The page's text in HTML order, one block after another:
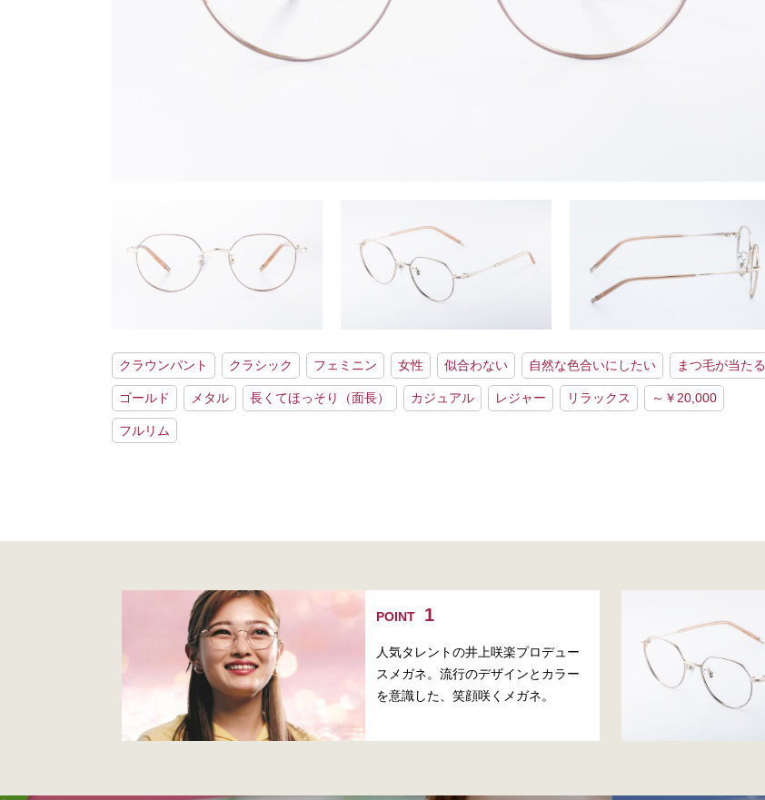
クラウンパント クラシック フェミニン 女性 似合わない 自然な色合いにしたい まつ毛が当たる
ゴールド メタル 長くてほっそり（面長） カジュアル レジャー リラックス ～￥20,000
フルリム
POINT
人気タレントの井上咲楽プロデュー
スメガネ。流行のデザインとカラー
を意識した、笑顔咲くメガネ。